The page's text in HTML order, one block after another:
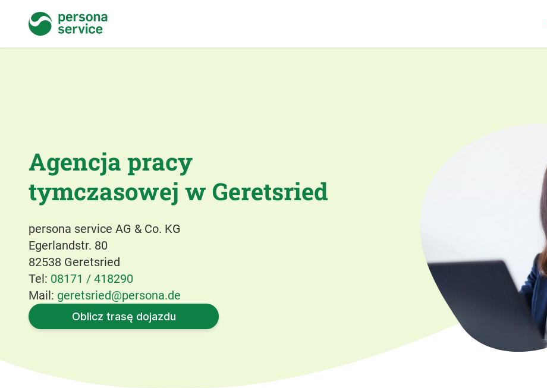
persona service
Agencja pracy
tymczasowej w Geretsried
persona service AG & Co. KG
Egerlandstr. 80
82538 Geretsried
Tel: 08171 / 418290
Mail: geretsried@persona.de
Oblicz trasę dojazdu